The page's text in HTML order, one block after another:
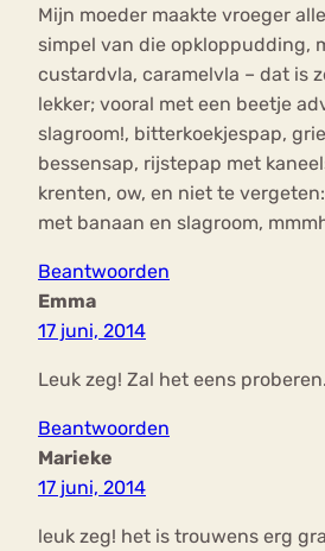
Mijn moeder maakte vroeger
simpel van die opkloppudding,
custardvla, caramelvla – dat is
lekker; vooral met een beetje
slagroom!, bitterkoekjespap,
bessensap, rijstepap met
krenten, ow, en niet te
met banaan en slagroom,
Beantwoorden
Emma
17 juni, 2014
Leuk zeg! Zal het eens
Beantwoorden
Marieke
17 juni, 2014
leuk zeg! het is trouwens erg